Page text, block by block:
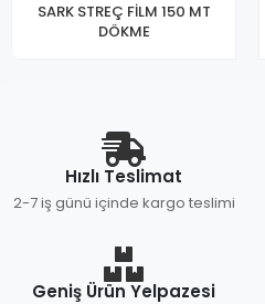
SARK STREÇ FİLM 150 MT
DÖKME
Hızlı Teslimat
2-7 iş günü içinde kargo teslimi
Geniş Ürün Yelpazesi